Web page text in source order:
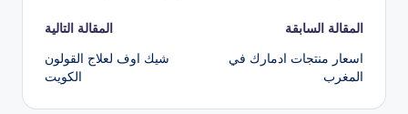
تصفّح
المقالات
المقالة السابقة
اسعار منتجات ادمارك في
المغرب
المقالة التالية
شيك اوف لعلاج القولون
الكويت